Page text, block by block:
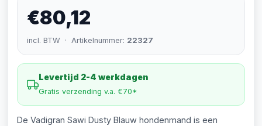
€80,12
incl. BTW · Artikelnummer: 22327
Levertijd 2-4 werkdagen
Gratis verzending v.a. €70*
De Vadigran Sawi Dusty Blauw hondenmand is een